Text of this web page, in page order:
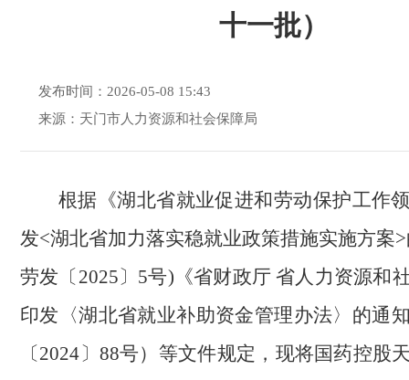
十一批）
发布时间：2026-05-08 15:43
来源：天门市人力资源和社会保障局
根据《湖北省就业促进和劳动保护工作
发<湖北省加力落实稳就业政策措施实施方案
劳发〔2025〕5号)《省财政厅 省人力资源和
印发〈湖北省就业补助资金管理办法〉的通
〔2024〕88号）等文件规定，现将国药控股